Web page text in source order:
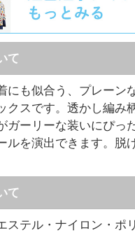
て
にも似合う、プレーン
クスです。透かし編み
ガーリーな装いにぴっ
ルを演出できます。脱
て
ステル・ナイロン・ポ